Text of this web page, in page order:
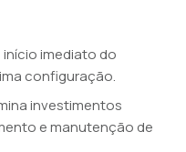
início imediato do
configuração.
investimentos
e manutenção de